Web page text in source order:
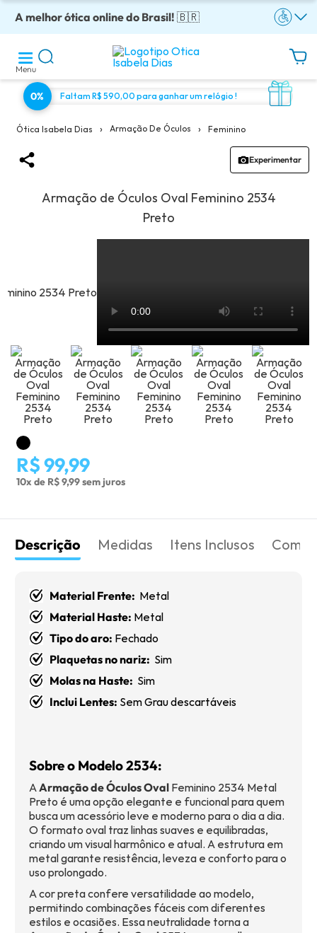
A melhor ótica online do Brasil!🇧🇷
Óculos completos armação + lentes a partir: R$199
Adquira em até 10x sem juros!
Enviamos para todo o Brasil!
Óculos de grau com preço justo!
Menu
0% Faltam R$ 590,00 para ganhar um relógio !
Ótica Isabela Dias › Armação De Óculos › Feminino
Experimentar
Armação de Óculos Oval Feminino 2534
Preto
R$ 99,99
10x de R$ 9,99 sem juros
Descrição Medidas Itens Inclusos Como
Material Frente: Metal
Material Haste: Metal
Tipo do aro: Fechado
Plaquetas no nariz: Sim
Molas na Haste: Sim
Inclui Lentes: Sem Grau descartáveis
Sobre o Modelo 2534:
AArmação de Óculos Oval Feminino 2534 Metal
Preto é uma opção elegante e funcional para quem
busca um acessório leve e moderno para o dia a dia.
O formato oval traz linhas suaves e equilibradas,
criando um visual harmônico e atual. A estrutura em
metal garante resistência, leveza e conforto para o
uso prolongado.
A cor preta confere versatilidade ao modelo,
permitindo combinações fáceis com diferentes
estilos e ocasiões. Essa neutralidade torna a